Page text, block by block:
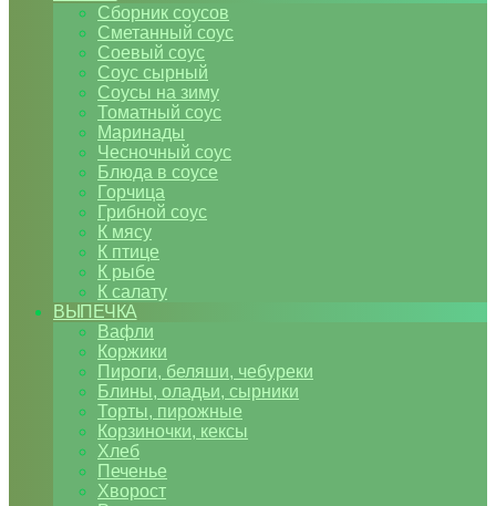
Сборник соусов
Сметанный соус
Соевый соус
Соус сырный
Соусы на зиму
Томатный соус
Маринады
Чесночный соус
Блюда в соусе
Горчица
Грибной соус
К мясу
К птице
К рыбе
К салату
ВЫПЕЧКА
Вафли
Коржики
Пироги, беляши, чебуреки
Блины, оладьи, сырники
Торты, пирожные
Корзиночки, кексы
Хлеб
Печенье
Хворост